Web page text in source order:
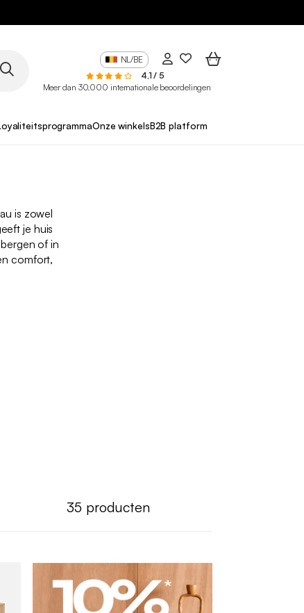
NL/BE
4,1 / 5
Meer dan 30.000 internationale beoordelingen
Onze winkelsB2B platform
is zowel
je huis
of in
comfort,
35 producten